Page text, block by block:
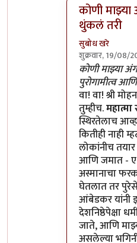
कोणी माझ्या
थुंकलं तरी
सुबोध खरे
शुक्रवार, 19/08/
In reply to
कोणी माझ्या
पुरोगामीत्व
वा! वा! श्री
तुम्हीच.
स्थिरतेलाच
कितीही नाही
लोकांनीच
आणि जमात - ए
अस्मानाचा
घेतलात तर
आंबेडकर यांनी
देशनिष्ठेपेक्षा
जाते, आणि
असलेल्या